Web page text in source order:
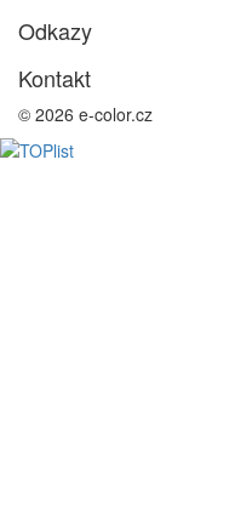
Odkazy
Kontakt
© 2026 e-color.cz